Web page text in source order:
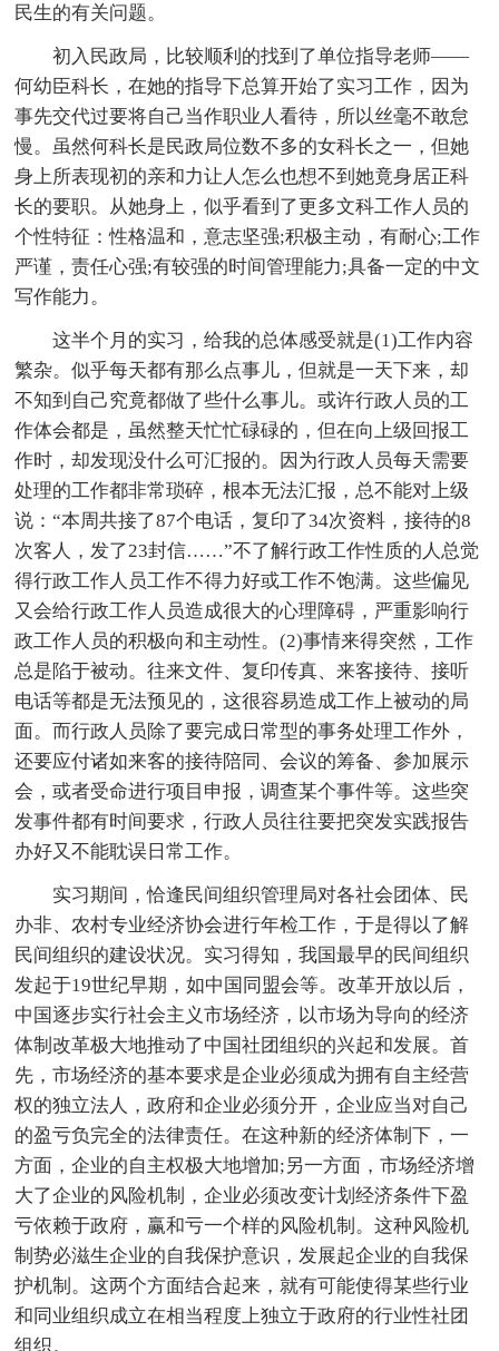
民生的有关问题。
初入民政局，比较顺利的找到了单位指导老师——
何幼臣科长，在她的指导下总算开始了实习工作，因为
事先交代过要将自己当作职业人看待，所以丝毫不敢怠
慢。虽然何科长是民政局位数不多的女科长之一，但她
身上所表现初的亲和力让人怎么也想不到她竟身居正科
长的要职。从她身上，似乎看到了更多文科工作人员的
个性特征：性格温和，意志坚强;积极主动，有耐心;工作
严谨，责任心强;有较强的时间管理能力;具备一定的中文
写作能力。
这半个月的实习，给我的总体感受就是(1)工作内容
繁杂。似乎每天都有那么点事儿，但就是一天下来，却
不知到自己究竟都做了些什么事儿。或许行政人员的工
作体会都是，虽然整天忙忙碌碌的，但在向上级回报工
作时，却发现没什么可汇报的。因为行政人员每天需要
处理的工作都非常琐碎，根本无法汇报，总不能对上级
说：“本周共接了87个电话，复印了34次资料，接待的8
次客人，发了23封信……”不了解行政工作性质的人总觉
得行政工作人员工作不得力好或工作不饱满。这些偏见
又会给行政工作人员造成很大的心理障碍，严重影响行
政工作人员的积极向和主动性。(2)事情来得突然，工作
总是陷于被动。往来文件、复印传真、来客接待、接听
电话等都是无法预见的，这很容易造成工作上被动的局
面。而行政人员除了要完成日常型的事务处理工作外，
还要应付诸如来客的接待陪同、会议的筹备、参加展示
会，或者受命进行项目申报，调查某个事件等。这些突
发事件都有时间要求，行政人员往往要把突发实践报告
办好又不能耽误日常工作。
实习期间，恰逢民间组织管理局对各社会团体、民
办非、农村专业经济协会进行年检工作，于是得以了解
民间组织的建设状况。实习得知，我国最早的民间组织
发起于19世纪早期，如中国同盟会等。改革开放以后，
中国逐步实行社会主义市场经济，以市场为导向的经济
体制改革极大地推动了中国社团组织的兴起和发展。首
先，市场经济的基本要求是企业必须成为拥有自主经营
权的独立法人，政府和企业必须分开，企业应当对自己
的盈亏负完全的法律责任。在这种新的经济体制下，一
方面，企业的自主权极大地增加;另一方面，市场经济增
大了企业的风险机制，企业必须改变计划经济条件下盈
亏依赖于政府，赢和亏一个样的风险机制。这种风险机
制势必滋生企业的自我保护意识，发展起企业的自我保
护机制。这两个方面结合起来，就有可能使得某些行业
和同业组织成立在相当程度上独立于政府的行业性社团
组织。